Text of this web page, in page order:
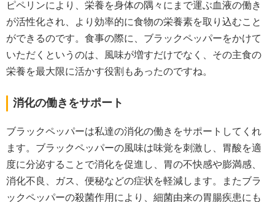
ピペリンにより、栄養を身体の隅々にまで運ぶ血液の働き
が活性化され、より効率的に食物の栄養素を取り込むこと
ができるのです。食事の際に、ブラックペッパーをかけて
いただくというのは、風味が増すだけでなく、その主食の
栄養を最大限に活かす役割もあったのですね。
消化の働きをサポート
ブラックペッパーは私達の消化の働きをサポートしてくれ
ます。ブラックペッパーの風味は味覚を刺激し、胃酸を適
度に分泌することで消化を促進し、胃の不快感や膨満感、
消化不良、ガス、便秘などの症状を軽減します。またブラ
ックペッパーの殺菌作用により、細菌由来の胃腸疾患にも